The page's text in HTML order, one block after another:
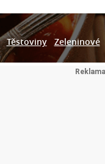
Těstoviny Zeleninové